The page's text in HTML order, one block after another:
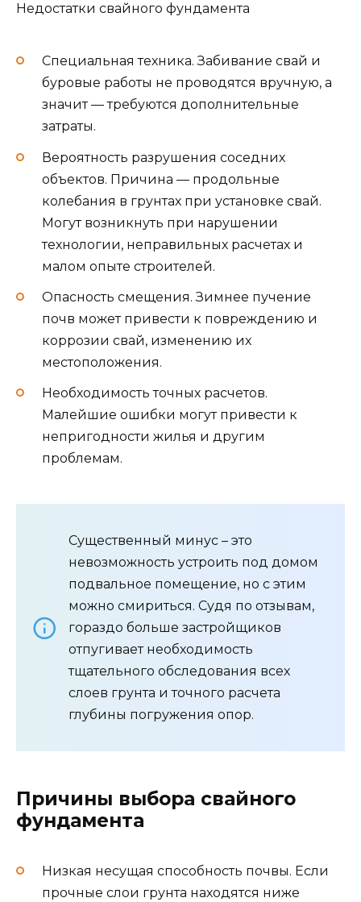
Недостатки свайного фундамента
Специальная техника. Забивание свай и
буровые работы не проводятся вручную, а
значит — требуются дополнительные
затраты.
Вероятность разрушения соседних
объектов. Причина — продольные
колебания в грунтах при установке свай.
Могут возникнуть при нарушении
технологии, неправильных расчетах и
малом опыте строителей.
Опасность смещения. Зимнее пучение
почв может привести к повреждению и
коррозии свай, изменению их
местоположения.
Необходимость точных расчетов.
Малейшие ошибки могут привести к
непригодности жилья и другим
проблемам.
Существенный минус – это
невозможность устроить под домом
подвальное помещение, но с этим
можно смириться. Судя по отзывам,
гораздо больше застройщиков
отпугивает необходимость
тщательного обследования всех
слоев грунта и точного расчета
глубины погружения опор.
Причины выбора свайного
фундамента
Низкая несущая способность почвы. Если
прочные слои грунта находятся ниже